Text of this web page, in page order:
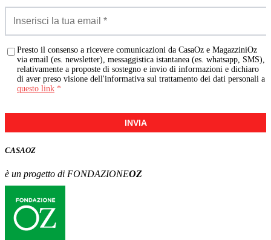
Presto il consenso a ricevere comunicazioni da CasaOz e MagazziniOz
via email (es. newsletter), messaggistica istantanea (es. whatsapp, SMS),
relativamente a proposte di sostegno e invio di informazioni e dichiaro
di aver preso visione dell'informativa sul trattamento dei dati personali a
questo link *
INVIA
CASAOZ
è un progetto di FONDAZIONEOZ